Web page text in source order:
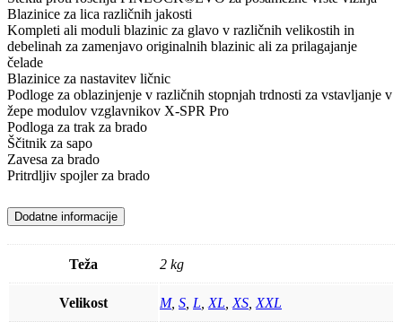
Blazinice za lica različnih jakosti
Kompleti ali moduli blazinic za glavo v različnih velikostih in
debelinah za zamenjavo originalnih blazinic ali za prilagajanje
čelade
Blazinice za nastavitev ličnic
Podloge za oblazinjenje v različnih stopnjah trdnosti za vstavljanje v
žepe modulov vzglavnikov X-SPR Pro
Podloga za trak za brado
Ščitnik za sapo
Zavesa za brado
Pritrdljiv spojler za brado
Dodatne informacije
Teža 2 kg
Velikost M, S L XL XS XXL